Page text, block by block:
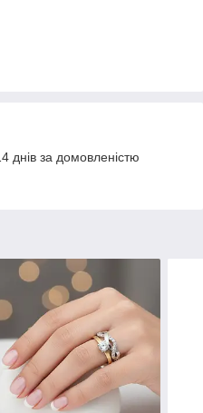
днів за домовленістю